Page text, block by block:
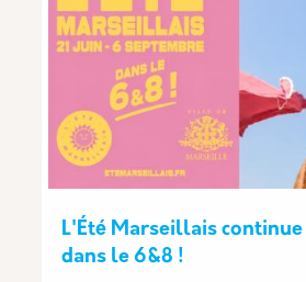
L'Été Marseillais
dans le 6&8 !